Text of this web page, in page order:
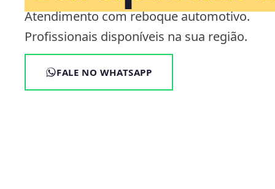
Atendimento com reboque automotivo.
Profissionais disponíveis na sua região.
FALE NO WHATSAPP